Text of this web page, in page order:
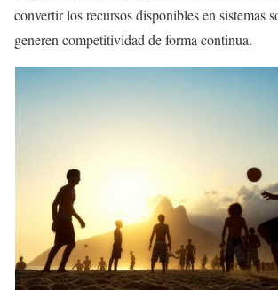
convertir los recursos disponibles en sistemas
generen competitividad de forma continua.